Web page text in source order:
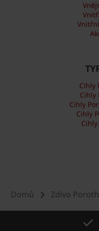
Cihly
Cihly
Cihly
Cihly
Domů Zdivo